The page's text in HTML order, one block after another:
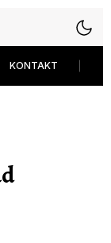
KONTAKT